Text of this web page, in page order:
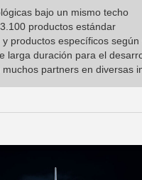
bajo un mismo techo
productos estándar
productos específicos según
larga duración para el
partners en diversas